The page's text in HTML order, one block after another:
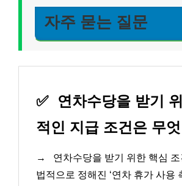
자주 묻는 질문
✅
연차수당을 받기
적인 지급 조건은 무
→
연차수당을 받기 위한 핵심
법적으로 정해진 ‘연차 휴가 사용